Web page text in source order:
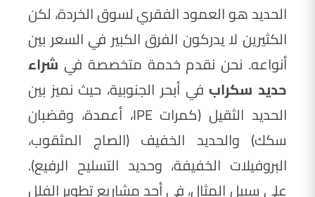
الحديد هو العمود الفقري لسوق الخردة، لكن
الكثيرين لا يدركون الفرق الكبير في السعر بين
أنواعه. نحن نقدم خدمة متخصصة في شراء
حديد سكرابفي أبحر الجنوبية، حيث نميز بين
الحديد الثقيل (كمرات IPE، أعمدة، وقضبان
سكك) والحديد الخفيف (الصاج المثقوب،
البروفيلات الخفيفة، وحديد التسليح الرفيع).
على سبيل المثال، في أحد مشاريع تطوير الفلل